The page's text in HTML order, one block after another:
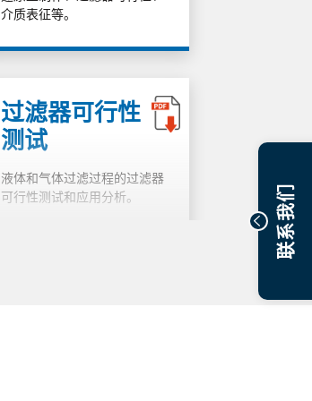
介质表征等。
过滤器可行性
测试
液体和气体过滤过程的过滤器
可行性测试和应用分析。
联系我们